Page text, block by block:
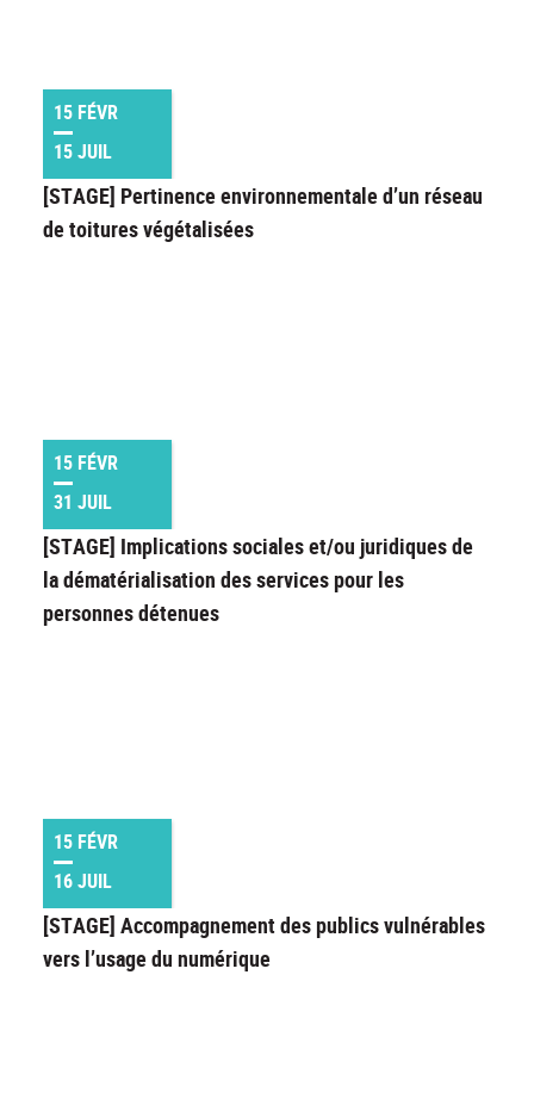
15 FÉVR
15 JUIL
[STAGE] Pertinence environnementale d’un réseau
de toitures végétalisées
15 FÉVR
31 JUIL
[STAGE] Implications sociales et/ou juridiques de
la dématérialisation des services pour les
personnes détenues
15 FÉVR
16 JUIL
[STAGE] Accompagnement des publics vulnérables
vers l’usage du numérique